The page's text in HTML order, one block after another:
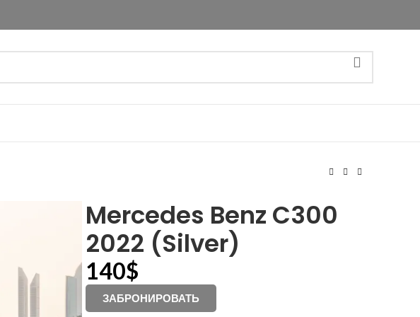
Mercedes Benz C300
2022 (Silver)
140$
ЗАБРОНИРОВАТЬ